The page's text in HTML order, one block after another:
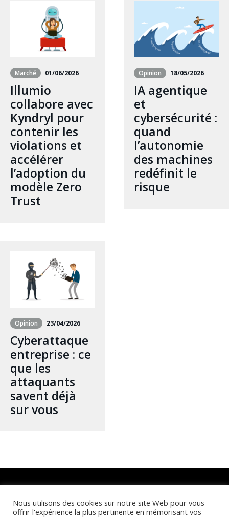
Marché 01/06/2026
Illumio
collabore avec
Kyndryl pour
contenir les
violations et
accélérer
l’adoption du
modèle Zero
Trust
Opinion 18/05/2026
IA agentique
et
cybersécurité :
quand
l’autonomie
des machines
redéfinit le
risque
Opinion 23/04/2026
Cyberattaque
entreprise : ce
que les
attaquants
savent déjà
sur vous
Nous utilisons des cookies sur notre site Web pour vous
offrir l'expérience la plus pertinente en mémorisant vos